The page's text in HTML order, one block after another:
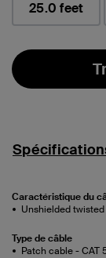
25.0 feet
Caractéristique du
Unshielded twisted
Type de câble
Patch cable - CAT